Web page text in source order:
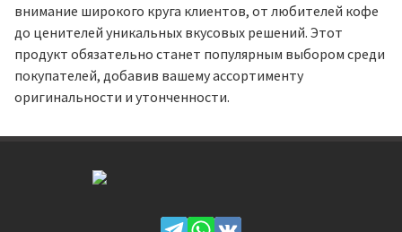
внимание широкого круга клиентов, от любителей кофе
до ценителей уникальных вкусовых решений. Этот
продукт обязательно станет популярным выбором среди
покупателей, добавив вашему ассортименту
оригинальности и утонченности.